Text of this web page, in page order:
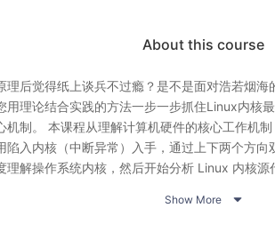
About this course
理后觉得纸上谈兵不过瘾？是不是面对浩若烟
用理论结合实践的方法一步一步抓住Linux内核
机制。 本课程从理解计算机硬件的核心工作机
陷入内核（中断异常）入手，通过上下两个方
理解操作系统内核，然后开始分析 Linux 内核
核的实质，乃至在头脑中演绎Linux 系统的运行过
Show More 